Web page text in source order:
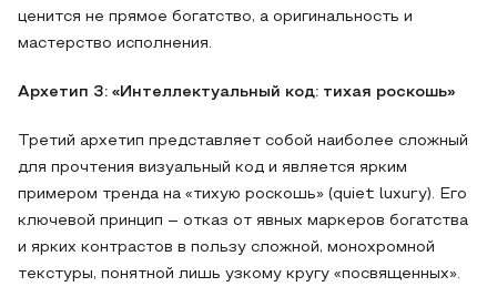
ценится не прямое богатство, а оригинальность и
мастерство исполнения.
Архетип 3: «Интеллектуальный код: тихая роскошь»
Третий архетип представляет собой наиболее сложный
для прочтения визуальный код и является ярким
примером тренда на «тихую роскошь» (quiet luxury). Его
ключевой принцип – отказ от явных маркеров богатства
и ярких контрастов в пользу сложной, монохромной
текстуры, понятной лишь узкому кругу «посвященных».